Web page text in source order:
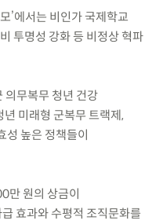
’에서는 비인가 국제학교
투명성 강화 등 비정상 혁파
의무복무 청년 건강
미래형 군복무 트랙제,
성 높은 정책들이
만 원의 상금이
효과와 수평적 조직문화를